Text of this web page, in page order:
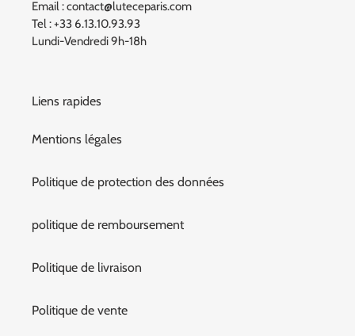
Email : contact@luteceparis.com
Tel : +33 6.13.10.93.93
Lundi-Vendredi 9h-18h
Liens rapides
Mentions légales
Politique de protection des données
politique de remboursement
Politique de livraison
Politique de vente